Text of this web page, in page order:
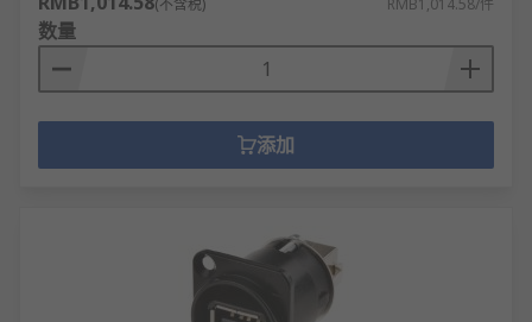
(不含税) RMB1,014.58/件
数量
添加